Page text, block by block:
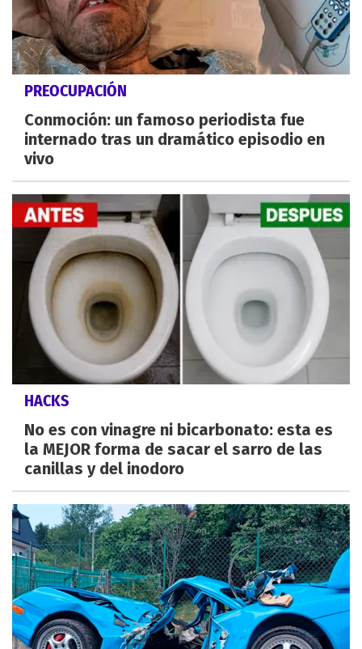
PREOCUPACIÓN
Conmoción: un famoso periodista fue
internado tras un dramático episodio en
vivo
HACKS
No es con vinagre ni bicarbonato: esta es
la MEJOR forma de sacar el sarro de las
canillas y del inodoro